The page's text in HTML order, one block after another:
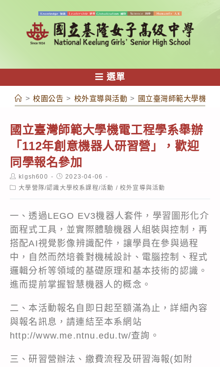
容
選單
> 校園公告 > 校外宣導與活動 > 國立臺灣師範大學機電
國立臺灣師範大學機電工程學系舉辦
「112年創意機器人研習營」，歡迎
同學報名參加
Post
author:
klgsh600
Post
published:
2023-04-06
Post大學營隊/認識大學校系課程/活動 / 校外宣導與活動
一、透過LEGO EV3機器人套件，學習圖形化介
面程式工具，並實際體驗機器人組裝與控制，再
搭配AI視覺影像辨識配件，讓學員在參與過程
中，自然而然培養對機械設計、電腦控制、程式
邏輯分析等領域的基礎原理和基本技術的認識。
進而提前掌握智慧機器人的概念。
二、本活動報名自即日起至額滿為止，詳細內容
與報名訊息，請連結至本系網站
http://www.me.ntnu.edu.tw/查詢。
三、研習營辦法、繳費流程及研習海報(如附